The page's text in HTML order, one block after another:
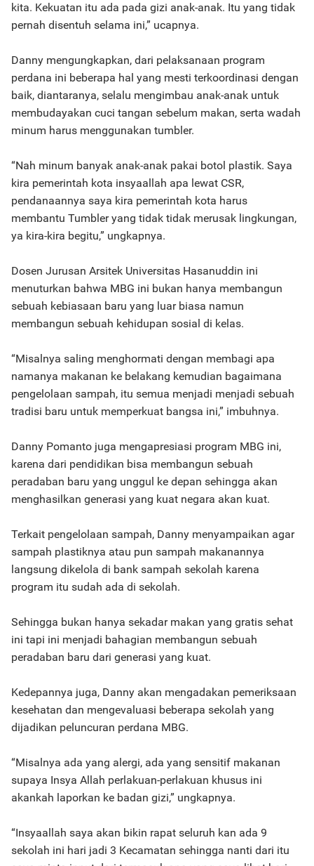
kita. Kekuatan itu ada pada gizi anak-anak. Itu yang tidak
pernah disentuh selama ini,” ucapnya.
Danny mengungkapkan, dari pelaksanaan program
perdana ini beberapa hal yang mesti terkoordinasi dengan
baik, diantaranya, selalu mengimbau anak-anak untuk
membudayakan cuci tangan sebelum makan, serta wadah
minum harus menggunakan tumbler.
“Nah minum banyak anak-anak pakai botol plastik. Saya
kira pemerintah kota insyaallah apa lewat CSR,
pendanaannya saya kira pemerintah kota harus
membantu Tumbler yang tidak tidak merusak lingkungan,
ya kira-kira begitu,” ungkapnya.
Dosen Jurusan Arsitek Universitas Hasanuddin ini
menuturkan bahwa MBG ini bukan hanya membangun
sebuah kebiasaan baru yang luar biasa namun
membangun sebuah kehidupan sosial di kelas.
“Misalnya saling menghormati dengan membagi apa
namanya makanan ke belakang kemudian bagaimana
pengelolaan sampah, itu semua menjadi menjadi sebuah
tradisi baru untuk memperkuat bangsa ini,” imbuhnya.
Danny Pomanto juga mengapresiasi program MBG ini,
karena dari pendidikan bisa membangun sebuah
peradaban baru yang unggul ke depan sehingga akan
menghasilkan generasi yang kuat negara akan kuat.
Terkait pengelolaan sampah, Danny menyampaikan agar
sampah plastiknya atau pun sampah makanannya
langsung dikelola di bank sampah sekolah karena
program itu sudah ada di sekolah.
Sehingga bukan hanya sekadar makan yang gratis sehat
ini tapi ini menjadi bahagian membangun sebuah
peradaban baru dari generasi yang kuat.
Kedepannya juga, Danny akan mengadakan pemeriksaan
kesehatan dan mengevaluasi beberapa sekolah yang
dijadikan peluncuran perdana MBG.
“Misalnya ada yang alergi, ada yang sensitif makanan
supaya Insya Allah perlakuan-perlakuan khusus ini
akankah laporkan ke badan gizi,” ungkapnya.
“Insyaallah saya akan bikin rapat seluruh kan ada 9
sekolah ini hari jadi 3 Kecamatan sehingga nanti dari itu